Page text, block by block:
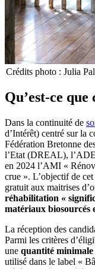
Crédits photo : Julia
Qu’est-ce que
Dans la continuité de
d’Intérêt) centré sur la
Fédération Bretonne
l’Etat (DREAL),
en 2024 l’AMI «
crue ». L’objectif de
gratuit aux maitrises
réhabilitation «
matériaux biosourcés
La réception des
Parmi les critères
une quantité minimale
utilisé dans le label «